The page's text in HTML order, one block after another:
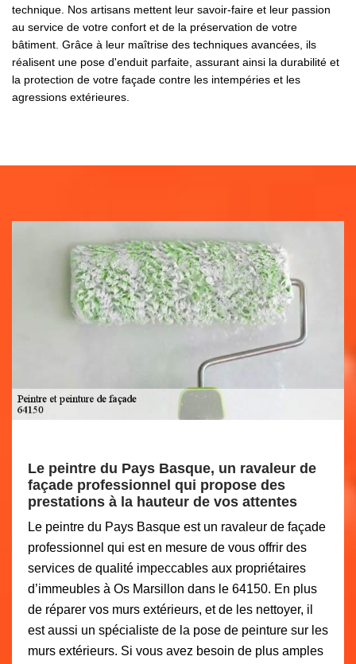
technique. Nos artisans mettent leur savoir-faire et leur passion
au service de votre confort et de la préservation de votre
bâtiment. Grâce à leur maîtrise des techniques avancées, ils
réalisent une pose d'enduit parfaite, assurant ainsi la durabilité et
la protection de votre façade contre les intempéries et les
agressions extérieures.
Le peintre du Pays Basque, un ravaleur de
façade professionnel qui propose des
prestations à la hauteur de vos attentes
Le peintre du Pays Basque est un ravaleur de façade
professionnel qui est en mesure de vous offrir des
services de qualité impeccables aux propriétaires
d’immeubles à Os Marsillon dans le 64150. En plus
de réparer vos murs extérieurs, et de les nettoyer, il
est aussi un spécialiste de la pose de peinture sur les
murs extérieurs. Si vous avez besoin de plus amples